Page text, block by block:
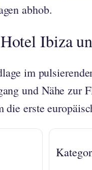
abhob.
Ibiza
im
und Nähe zur
erste